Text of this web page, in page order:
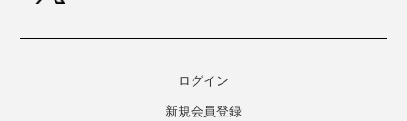
ログイン
新規会員登録